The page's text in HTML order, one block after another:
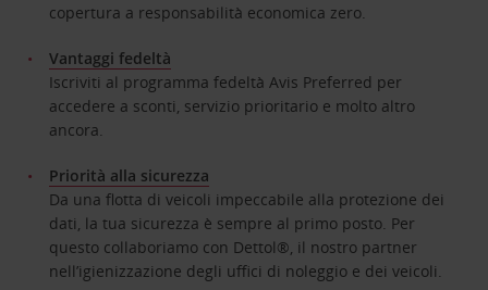
copertura a responsabilità economica zero.
Vantaggi fedeltà
Iscriviti al programma fedeltà Avis Preferred per
accedere a sconti, servizio prioritario e molto altro
ancora.
Priorità alla sicurezza
Da una flotta di veicoli impeccabile alla protezione dei
dati, la tua sicurezza è sempre al primo posto. Per
questo collaboriamo con Dettol®, il nostro partner
nell’igienizzazione degli uffici di noleggio e dei veicoli.